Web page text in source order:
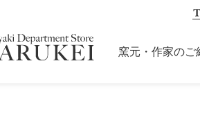
窯元・作家のご